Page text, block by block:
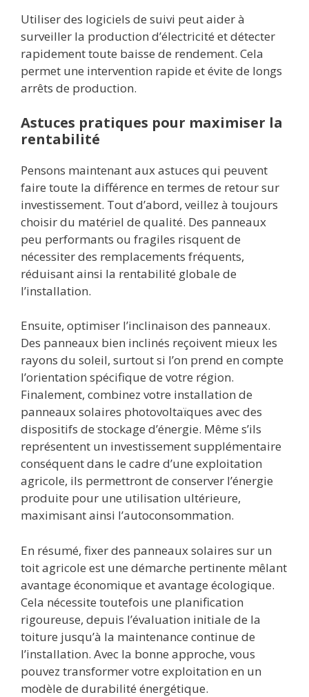
Utiliser des logiciels de suivi peut aider à
surveiller la production d’électricité et détecter
rapidement toute baisse de rendement. Cela
permet une intervention rapide et évite de longs
arrêts de production.
Astuces pratiques pour maximiser la
rentabilité
Pensons maintenant aux astuces qui peuvent
faire toute la différence en termes de retour sur
investissement. Tout d’abord, veillez à toujours
choisir du matériel de qualité. Des panneaux
peu performants ou fragiles risquent de
nécessiter des remplacements fréquents,
réduisant ainsi la rentabilité globale de
l’installation.
Ensuite, optimiser l’inclinaison des panneaux.
Des panneaux bien inclinés reçoivent mieux les
rayons du soleil, surtout si l’on prend en compte
l’orientation spécifique de votre région.
Finalement, combinez votre installation de
panneaux solaires photovoltaïques avec des
dispositifs de stockage d’énergie. Même s’ils
représentent un investissement supplémentaire
conséquent dans le cadre d’une exploitation
agricole, ils permettront de conserver l’énergie
produite pour une utilisation ultérieure,
maximisant ainsi l’autoconsommation.
En résumé, fixer des panneaux solaires sur un
toit agricole est une démarche pertinente mêlant
avantage économique et avantage écologique.
Cela nécessite toutefois une planification
rigoureuse, depuis l’évaluation initiale de la
toiture jusqu’à la maintenance continue de
l’installation. Avec la bonne approche, vous
pouvez transformer votre exploitation en un
modèle de durabilité énergétique.